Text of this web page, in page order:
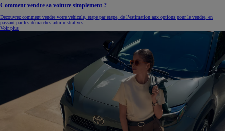
Comment vendre sa voiture simplement ?
Découvrez comment vendre votre véhicule, étape par étape, de l’estimation aux options pour le vendre, en
passant par les démarches administratives.
Voir plus